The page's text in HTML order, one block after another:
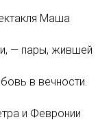
Маша
— пары, жившей
в вечности.
и Февронии